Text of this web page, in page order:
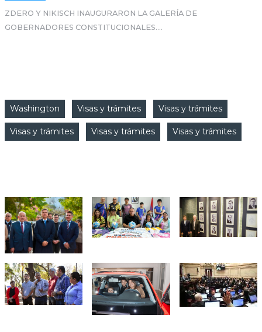
ZDERO Y NIKISCH INAUGURARON LA GALERÍA DE
GOBERNADORES CONSTITUCIONALES....
Washington Visas y trámites Visas y trámites
Visas y trámites Visas y trámites Visas y trámites